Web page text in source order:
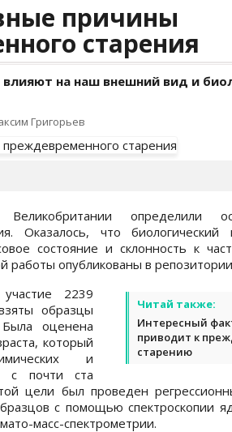
причины
старения
влияют на наш внешний вид и
Григорьев
определили
Оказалось, что биологический
состояние и склонность к
работы опубликованы в репозитории
Читай также:
Интересный
приводит к
старению
2239
образцы
оценена
который
и
с почти ста
цели был проведен
с помощью спектроскопии
масс-спектрометрии.